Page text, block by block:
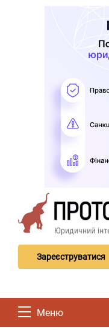
Зареєструватися
Меню